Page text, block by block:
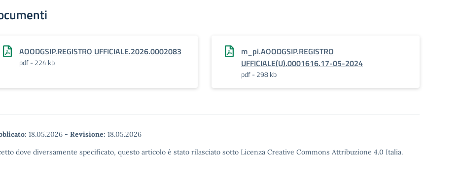
AOODGSIP.REGISTRO UFFICIALE.2026.0002083
pdf - 224 kb
m_pi.AOODGSIP.REGISTRO
UFFICIALE(U).0001616.17-05-2024
pdf - 298 kb
18.05.2026 - Revisione: 18.05.2026
dove diversamente specificato, questo articolo è stato rilasciato sotto Licenza Creative Commons Attribuzione 4.0 Italia.